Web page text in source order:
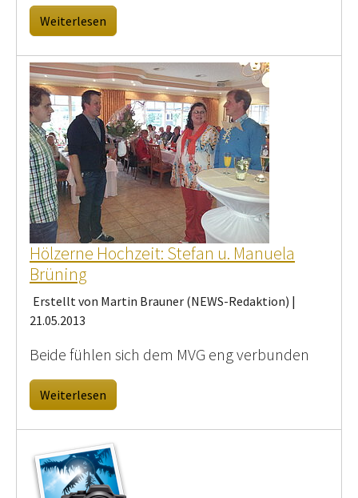
Weiterlesen
Hölzerne Hochzeit: Stefan u. Manuela
Brüning
Erstellt von Martin Brauner (NEWS-Redaktion) |
21.05.2013
Beide fühlen sich dem MVG eng verbunden
Weiterlesen